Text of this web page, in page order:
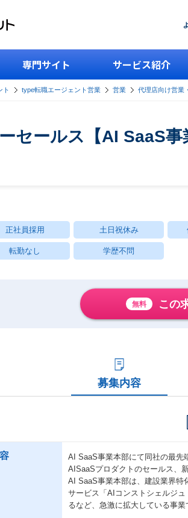
専門サイト サービス紹介
ト type転職エージェント営業 営業 代理店向け営業
セールス【AI SaaS事
正社員採用 土日祝休み
転勤なし 学歴不問
無料 この
募集内容
AI SaaS事業本部にて同社の最先
AISaaSプロダクトのセールス、
AI SaaS事業本部は、建設業界特
サービス「AIコンストシェルジ
るなど、急激に拡大している事業